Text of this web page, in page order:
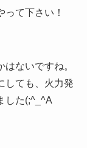
て下さい！
ないですね。
しても、火力発
した(;^_^A